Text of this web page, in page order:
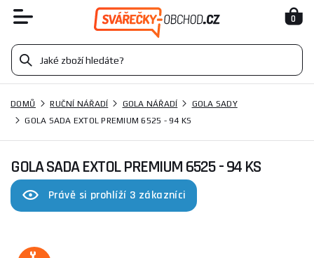
0
DOMŮ RUČNÍ NÁŘADÍ GOLA NÁŘADÍ
GOLA SADY
GOLA SADA EXTOL PREMIUM 6525 - 94 KS
GOLA SADA EXTOL PREMIUM 6525 - 94 KS
Právě si prohlíží 3 zákazníci